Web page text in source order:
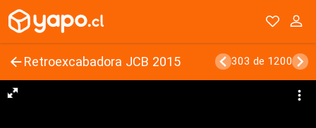
Retroexcabadora JCB 2015 303 de 1200